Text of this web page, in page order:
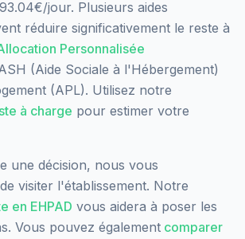
jour. Plusieurs aides
réduire significativement le reste à
Personnalisée
(Aide Sociale à l'Hébergement)
(APL). Utilisez notre
à charge pour estimer votre
une décision, nous vous
visiter l'établissement. Notre
en EHPAD vous aidera à poser les
Vous pouvez également comparer